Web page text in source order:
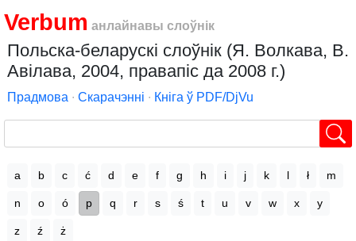
Verbum анлайнавы слоўнік
Польска-беларускі слоўнік (Я. Волкава, В.
Авілава, 2004, правапіс да 2008 г.)
Прадмова ∙ Скарачэнні ∙ Кніга ў PDF/DjVu
a b c ć d e f g h i j k l ł m
n o ó p q r s ś t u v w x y
z ź ż